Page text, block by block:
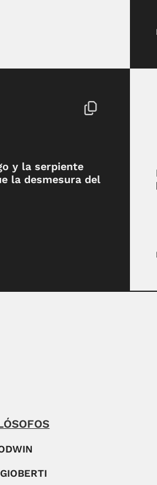
y la serpiente
la desmesura del